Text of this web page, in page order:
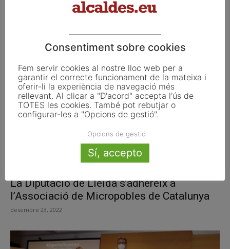
reclama al ministeri de...
gener 3, 2023
La Diputació de Lleida s’adhereix a
l’Associació de Micropobles de Catalunya
desembre 23, 2022
Consentiment sobre cookies
Fem servir cookies al nostre lloc web per a
garantir el correcte funcionament de la mateixa i
oferir-li la experiència de navegació més
rellevant. Al clicar a "D'acord" accepta l'ús de
TOTES les cookies. També pot rebutjar o
configurar-les a "Opcions de gestió".
Opcions de gestió
Sí, accepto